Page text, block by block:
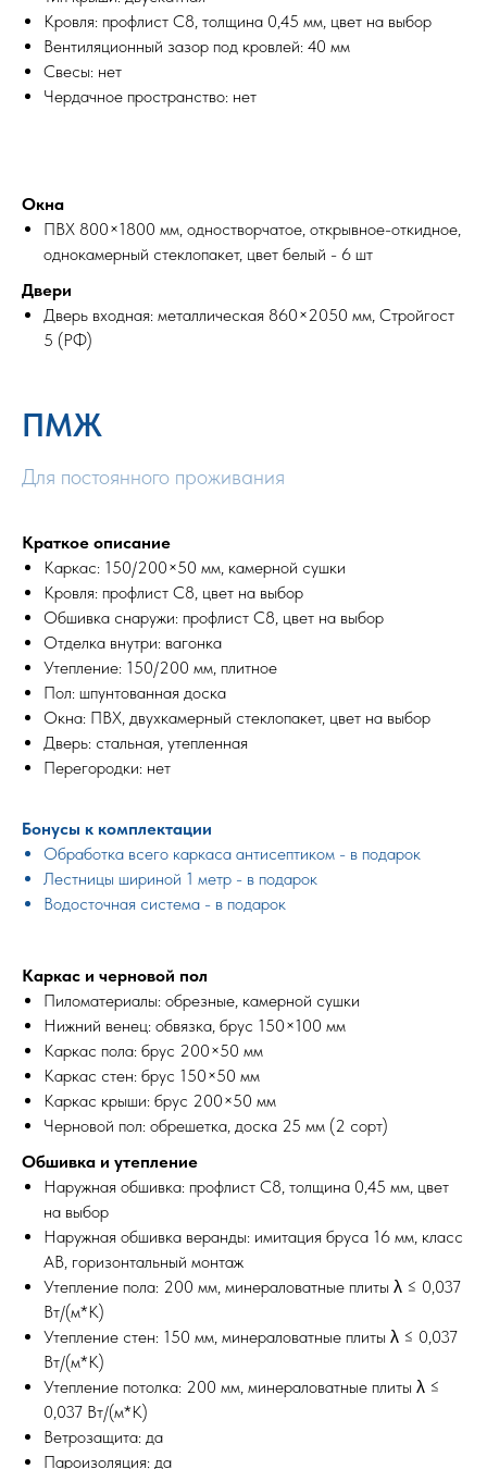
Кровля: профлист С8, толщина 0,45 мм, цвет на выбор
Вентиляционный зазор под кровлей: 40 мм
Свесы: нет
Чердачное пространство: нет
Окна
ПВХ 800×1800 мм, одностворчатое, открывное-откидное,
однокамерный стеклопакет, цвет белый - 6 шт
Двери
Дверь входная: металлическая 860×2050 мм, Стройгост
5 (РФ)
ПМЖ
Для постоянного проживания
Краткое описание
Каркас: 150/200×50 мм, камерной сушки
Кровля: профлист С8, цвет на выбор
Обшивка снаружи: профлист С8, цвет на выбор
Отделка внутри: вагонка
Утепление: 150/200 мм, плитное
Пол: шпунтованная доска
Окна: ПВХ, двухкамерный стеклопакет, цвет на выбор
Дверь: стальная, утепленная
Перегородки: нет
Бонусы к комплектации
Обработка всего каркаса антисептиком - в подарок
Лестницы шириной 1 метр - в подарок
Водосточная система - в подарок
Каркас и черновой пол
Пиломатериалы: обрезные, камерной сушки
Нижний венец: обвязка, брус 150×100 мм
Каркас пола: брус 200×50 мм
Каркас стен: брус 150×50 мм
Каркас крыши: брус 200×50 мм
Черновой пол: обрешетка, доска 25 мм (2 сорт)
Обшивка и утепление
Наружная обшивка: профлист С8, толщина 0,45 мм, цвет
на выбор
Наружная обшивка веранды: имитация бруса 16 мм, класс
АВ, горизонтальный монтаж
Утепление пола: 200 мм, минераловатные плиты λ ≤ 0,037
Вт/(м*К)
Утепление стен: 150 мм, минераловатные плиты λ ≤ 0,037
Вт/(м*К)
Утепление потолка: 200 мм, минераловатные плиты λ ≤
0,037 Вт/(м*К)
Ветрозащита: да
Пароизоляция: да